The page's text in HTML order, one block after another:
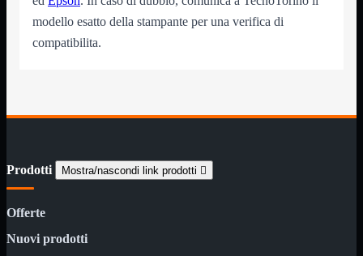
PuliziaMostra tutti i prodotti
Docking Station
Lettore di Memorie
Lettori Barcode
modello esatto della stampante per una verifica di
compatibilita.
Prodotti Mostra/nascondi link prodotti 
Offerte
Nuovi prodotti